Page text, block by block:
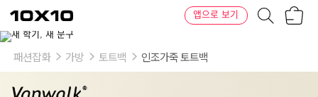
텐
바
텐
앱으로 보기
이
상
패션잡화 가방 토트백 인조가죽 토트백